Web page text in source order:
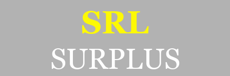
SRL
SURPLUS